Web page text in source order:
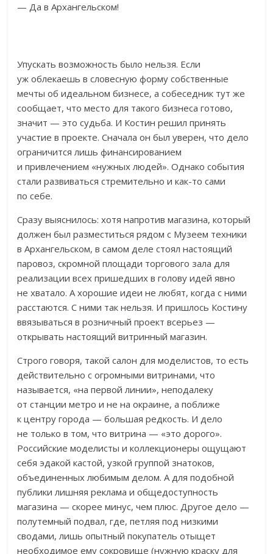
— Да в Архангельском!
Упускать возможность было нельзя. Если
уж облекаешь в словесную форму собственные
мечты об идеальном бизнесе, а собеседник тут же
сообщает, что место для такого бизнеса готово,
значит — это судьба. И Костин решил принять
участие в проекте. Сначала он был уверен, что дело
ограничится лишь финансированием
и привлечением «нужных людей». Однако события
стали развиваться стремительно и как-то сами
по себе.
Сразу выяснилось: хотя напротив магазина, который
должен был разместиться рядом с Музеем техники
в Архангельском, в самом деле стоял настоящий
паровоз, скромной площади торгового зала для
реализации всех пришедших в голову идей явно
не хватало. А хорошие идеи не любят, когда с ними
расстаются. С ними так нельзя. И пришлось Костину
ввязываться в розничный проект всерьез —
открывать настоящий витринный магазин.
Строго говоря, такой салон для моделистов, то есть
действительно с огромными витринами, что
называется, «на первой линии», неподалеку
от станции метро и не на окраине, а поближе
к центру города — большая редкость. И дело
не только в том, что витрина — «это дорого».
Российские моделисты и коллекционеры ощущают
себя эдакой кастой, узкой группой знатоков,
объединенных любимым делом. А для подобной
публики лишняя реклама и общедоступность
магазина — скорее минус, чем плюс. Другое дело —
полутемный подвал, где, петляя под низкими
сводами, лишь опытный покупатель отыщет
необходимое ему сокровище (нужную краску для